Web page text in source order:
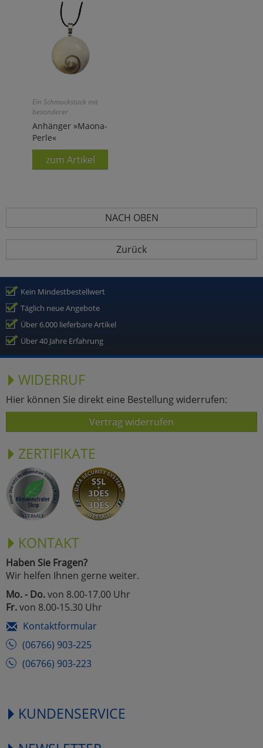
Ein Schmuckstück mit
besonderer
Ausstrahlung!
Anhänger »Maona-
Perle«
zum Artikel
NACH OBEN
Zurück
Kein Mindestbestellwert
Täglich neue Angebote
Über 6.000 lieferbare Artikel
Über 40 Jahre Erfahrung
WIDERRUF
Hier können Sie direkt eine Bestellung widerrufen:
Vertrag widerrufen
ZERTIFIKATE
KONTAKT
Haben Sie Fragen?
Wir helfen Ihnen gerne weiter.
Mo. - Do.von 8.00-17.00 Uhr
Fr.von 8.00-15.30 Uhr
Kontaktformular
(06766) 903-225
(06766) 903-223
KUNDENSERVICE